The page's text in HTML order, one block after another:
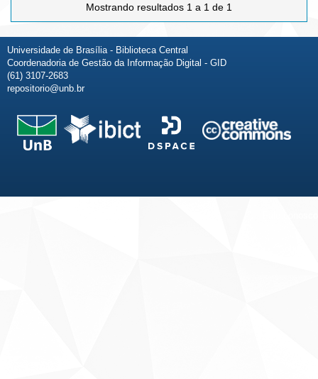
Mostrando resultados 1 a 1 de 1
Universidade de Brasília - Biblioteca Central
Coordenadoria de Gestão da Informação Digital - GID
(61) 3107-2683
repositorio@unb.br